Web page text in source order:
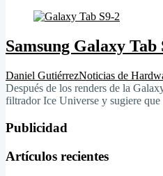
Samsung Galaxy
Daniel GutiérrezNoticias de
Después de los renders de la
filtrador Ice Universe y sugiere
Publicidad
Artículos recientes